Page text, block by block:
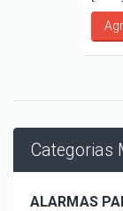
Categorias
ALARMAS